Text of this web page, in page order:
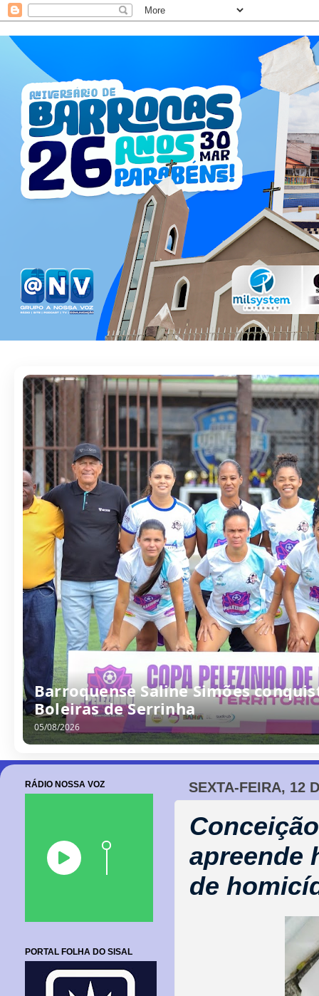
Barroquense Saline Simões
Boleiras de Serrinha
05/08/2026
SEXTA-FEIRA, 12
apreende
de
RÁDIO NOSSA VOZ
PORTAL FOLHA DO SISAL